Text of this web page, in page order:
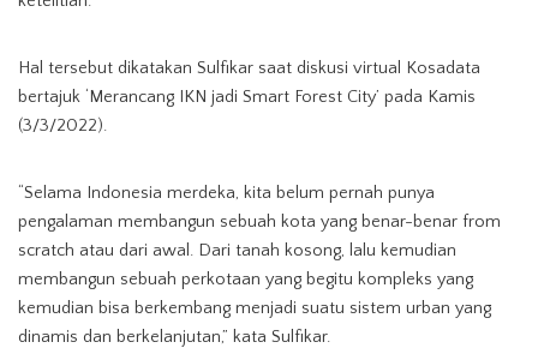
Hal tersebut dikatakan Sulfikar saat diskusi virtual Kosadata
bertajuk ‘Merancang IKN jadi Smart Forest City’ pada Kamis
(3/3/2022).
“Selama Indonesia merdeka, kita belum pernah punya
pengalaman membangun sebuah kota yang benar-benar from
scratch atau dari awal. Dari tanah kosong, lalu kemudian
membangun sebuah perkotaan yang begitu kompleks yang
kemudian bisa berkembang menjadi suatu sistem urban yang
dinamis dan berkelanjutan,” kata Sulfikar.